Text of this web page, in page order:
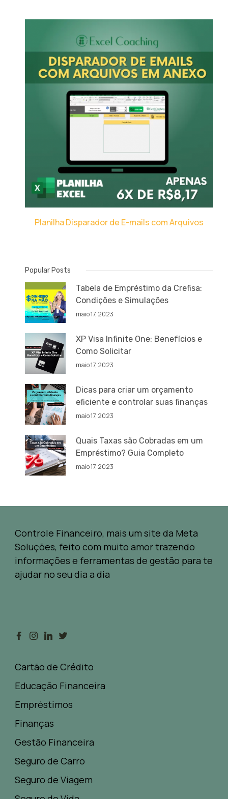
Planilha Disparador de E-mails com Arquivos
Popular Posts
Tabela de Empréstimo da Crefisa:
Condições e Simulações
maio 17, 2023
XP Visa Infinite One: Benefícios e
Como Solicitar
maio 17, 2023
Dicas para criar um orçamento
eficiente e controlar suas finanças
maio 17, 2023
Quais Taxas são Cobradas em um
Empréstimo? Guia Completo
maio 17, 2023
Controle Financeiro, mais um site da Meta
Soluções, feito com muito amor trazendo
informações e ferramentas de gestão para te
ajudar no seu dia a dia
Cartão de Crédito
Educação Financeira
Empréstimos
Finanças
Gestão Financeira
Seguro de Carro
Seguro de Viagem